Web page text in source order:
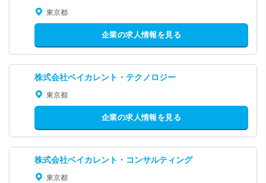
東京都
企業の求人情報を見る
株式会社ベイカレント・テクノロジー
東京都
企業の求人情報を見る
株式会社ベイカレント・コンサルティング
東京都